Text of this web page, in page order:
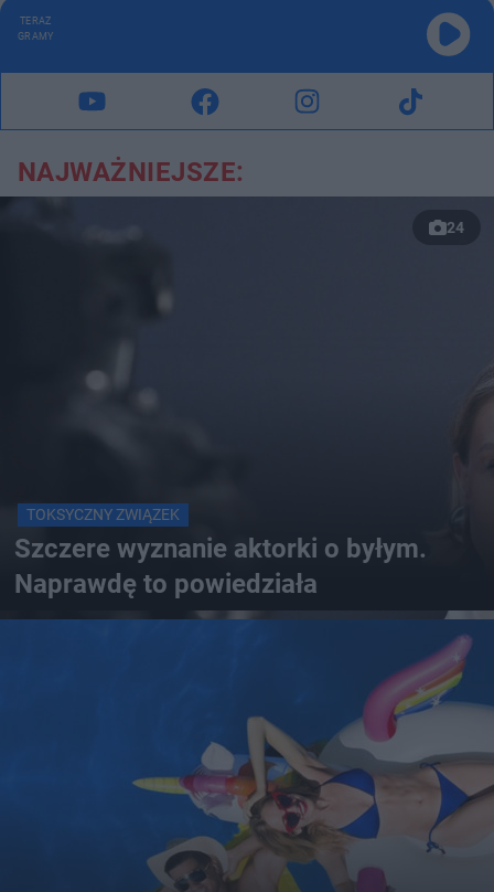
TERAZ
GRAMY
NAJWAŻNIEJSZE:
24
TOKSYCZNY ZWIĄZEK
Szczere wyznanie aktorki o byłym.
Naprawdę to powiedziała